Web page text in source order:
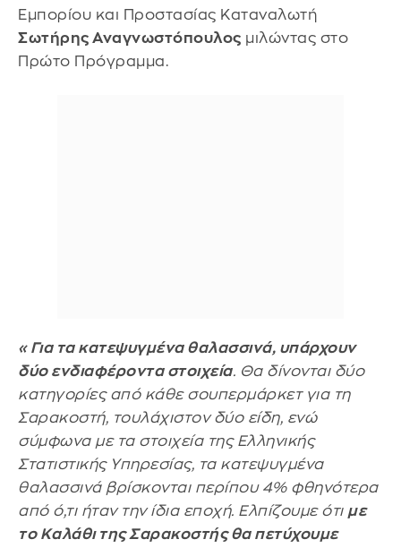
Εμπορίου και Προστασίας Καταναλωτή
Σωτήρης Αναγνωστόπουλος μιλώντας στο
Πρώτο Πρόγραμμα.
«Για τα κατεψυγμένα θαλασσινά, υπάρχουν
δύο ενδιαφέροντα στοιχεία. Θα δίνονται δύο
κατηγορίες από κάθε σουπερμάρκετ για τη
Σαρακοστή, τουλάχιστον δύο είδη, ενώ
σύμφωνα με τα στοιχεία της Ελληνικής
Στατιστικής Υπηρεσίας, τα κατεψυγμένα
θαλασσινά βρίσκονται περίπου 4% φθηνότερα
από ό,τι ήταν την ίδια εποχή. Ελπίζουμε ότι με
το Καλάθι της Σαρακοστής θα πετύχουμε